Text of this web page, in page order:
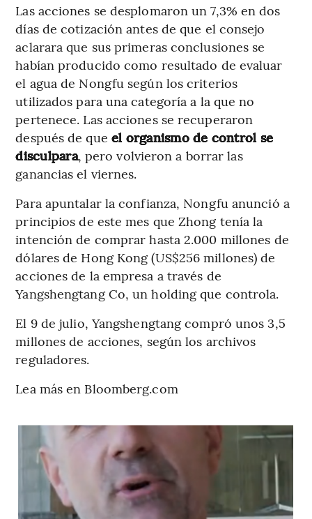
Las acciones se desplomaron un 7,3% en dos
días de cotización antes de que el consejo
aclarara que sus primeras conclusiones se
habían producido como resultado de evaluar
el agua de Nongfu según los criterios
utilizados para una categoría a la que no
pertenece. Las acciones se recuperaron
después de que el organismo de control se
disculpara, pero volvieron a borrar las
ganancias el viernes.
Para apuntalar la confianza, Nongfu anunció a
principios de este mes que Zhong tenía la
intención de comprar hasta 2.000 millones de
dólares de Hong Kong (US$256 millones) de
acciones de la empresa a través de
Yangshengtang Co, un holding que controla.
El 9 de julio, Yangshengtang compró unos 3,5
millones de acciones, según los archivos
reguladores.
Lea más en Bloomberg.com